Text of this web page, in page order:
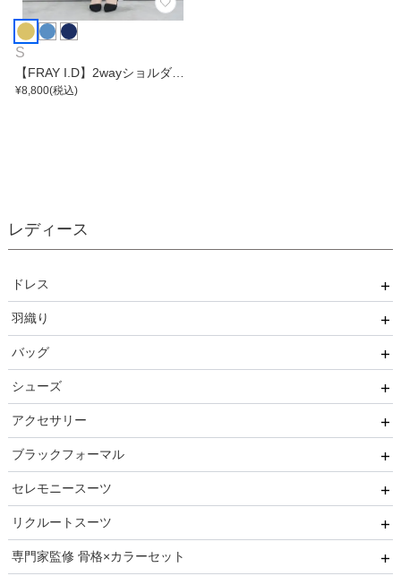
S
【FRAY I.D】2wayショルダー
リボンシアージャガードワンピ
¥8,800(税込)
レディース
ドレス
ワンピース
パンツ
セットアップ
オールインワン
ブライズメイド
ルルティオリジナル
マザードレス
羽織り
ボレロ
ショール
ジャケット
カーディガン
その他
バッグ
サブバッグ
クラッチバッグ
ハンドバッグ
持ち手あり
持ち手なし
シューズ
ヒール
ストラップ付き
フラット
アクセサリー
ネックレス
ヘアーアクセサリー
イヤリング
ベルト
ブラックフォーマル
ブラックフォーマル
小物セット
セレモニースーツ
セレモニースーツ
セレモニー小物
リクルートスーツ
リクルートスーツセット
専門家監修 骨格×カラーセット